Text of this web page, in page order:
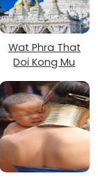
Wat Phra That
Doi Kong Mu